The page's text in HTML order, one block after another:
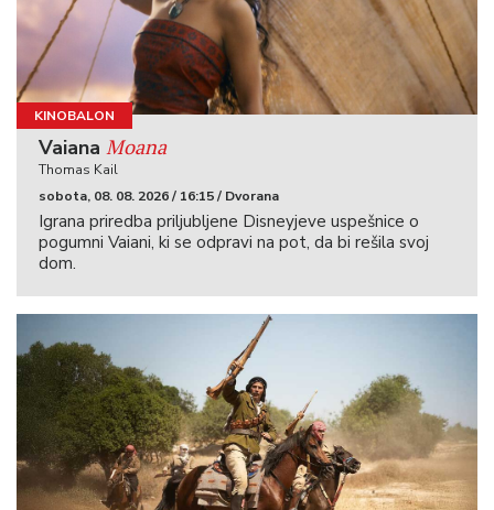
KINOBALON
Vaiana Moana
Thomas Kail
sobota, 08. 08. 2026 / 16:15 / Dvorana
Igrana priredba priljubljene Disneyjeve uspešnice o
pogumni Vaiani, ki se odpravi na pot, da bi rešila svoj
dom.